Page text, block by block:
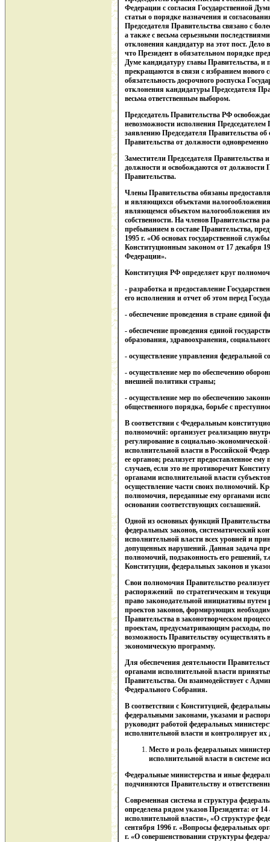
Федерации с согласия Государственной
статьи о порядке назначения и
Председателя Правительства связано с
а также с весьма серьезными
отклонения кандидатур на этот пост. Дело
что Президент в обязательном порядке
Думе кандидатуру главы Правительства,
прекращаются в связи с избранием нового
обязательность досрочного роспуска
отклонения кандидатуры Председателя
весьма ответственным выбором.
Председатель Правительства РФ
невозможности исполнения
заявлению Председателя Правительства
Правительства от должности одновременно
Заместители Председателя
должности и освобождаются от должности
Правительства.
Члены Правительства обязаны
и являющихся объектами
являющемся объектом налогообложения
собственности. На членов Правительства
пребыванием в составе Правительства,
1995 г. «Об основах государственной
Конституционным законом от 17 декабря
Федерации».
Конституция РФ определяет круг
- разработка и предоставление
его исполнения и отчет об этом перед
- обеспечение проведения в стране
- обеспечение проведения единой
образования, здравоохранения,
- осуществление управления федеральной
- осуществление мер по обеспечению
внешней политики страны;
- осуществление мер по обеспечению
общественного порядка, борьбе с
В соответствии с Федеральным
полномочий: организует реализацию
регулирование в социально-экономической
исполнительной власти в Российской
ее органов; реализует предоставленное
случаев, если это не противоречит
органами исполнительной власти
осуществление части своих полномочий.
полномочия, переданные ему органами
основании соответствующих соглашений.
Одной из основных функций
федеральных законов, систематический
исполнительной власти всех уровней и
допущенных нарушений. Данная задача
полномочий, подзаконность его решений,
Конституции, федеральных законов и
Свои полномочия Правительство
распоряжений по стратегическим и
право законодательной инициативы путем
проектов законов, формирующих
Правительства в законотворческом
проектам, предусматривающим расходы,
возможность Правительству
экономическую программу.
Для обеспечения деятельности
органами исполнительной власти
Правительства. Он взаимодействует с
Федерального Собрания.
В соответствии с Конституцией,
федеральными законами, указами и
руководит работой федеральных
исполнительной власти и контролирует их
Место и роль федеральных
исполнительной власти в системе
Федеральные министерства и иные
подчиняются Правительству и
Современная система и структура
определена рядом указов Президента: от
исполнительной власти», «О структуре
сентября 1996 г. «Вопросы федеральных
г. «О совершенствовании структуры